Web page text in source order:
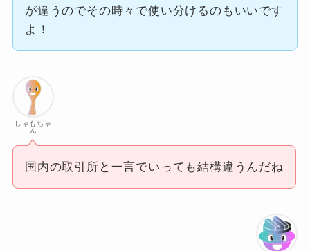
が違うのでその時々で使い分けるのもいいです
よ！
しゃもちゃ
ん
国内の取引所と一言でいっても結構違うんだね